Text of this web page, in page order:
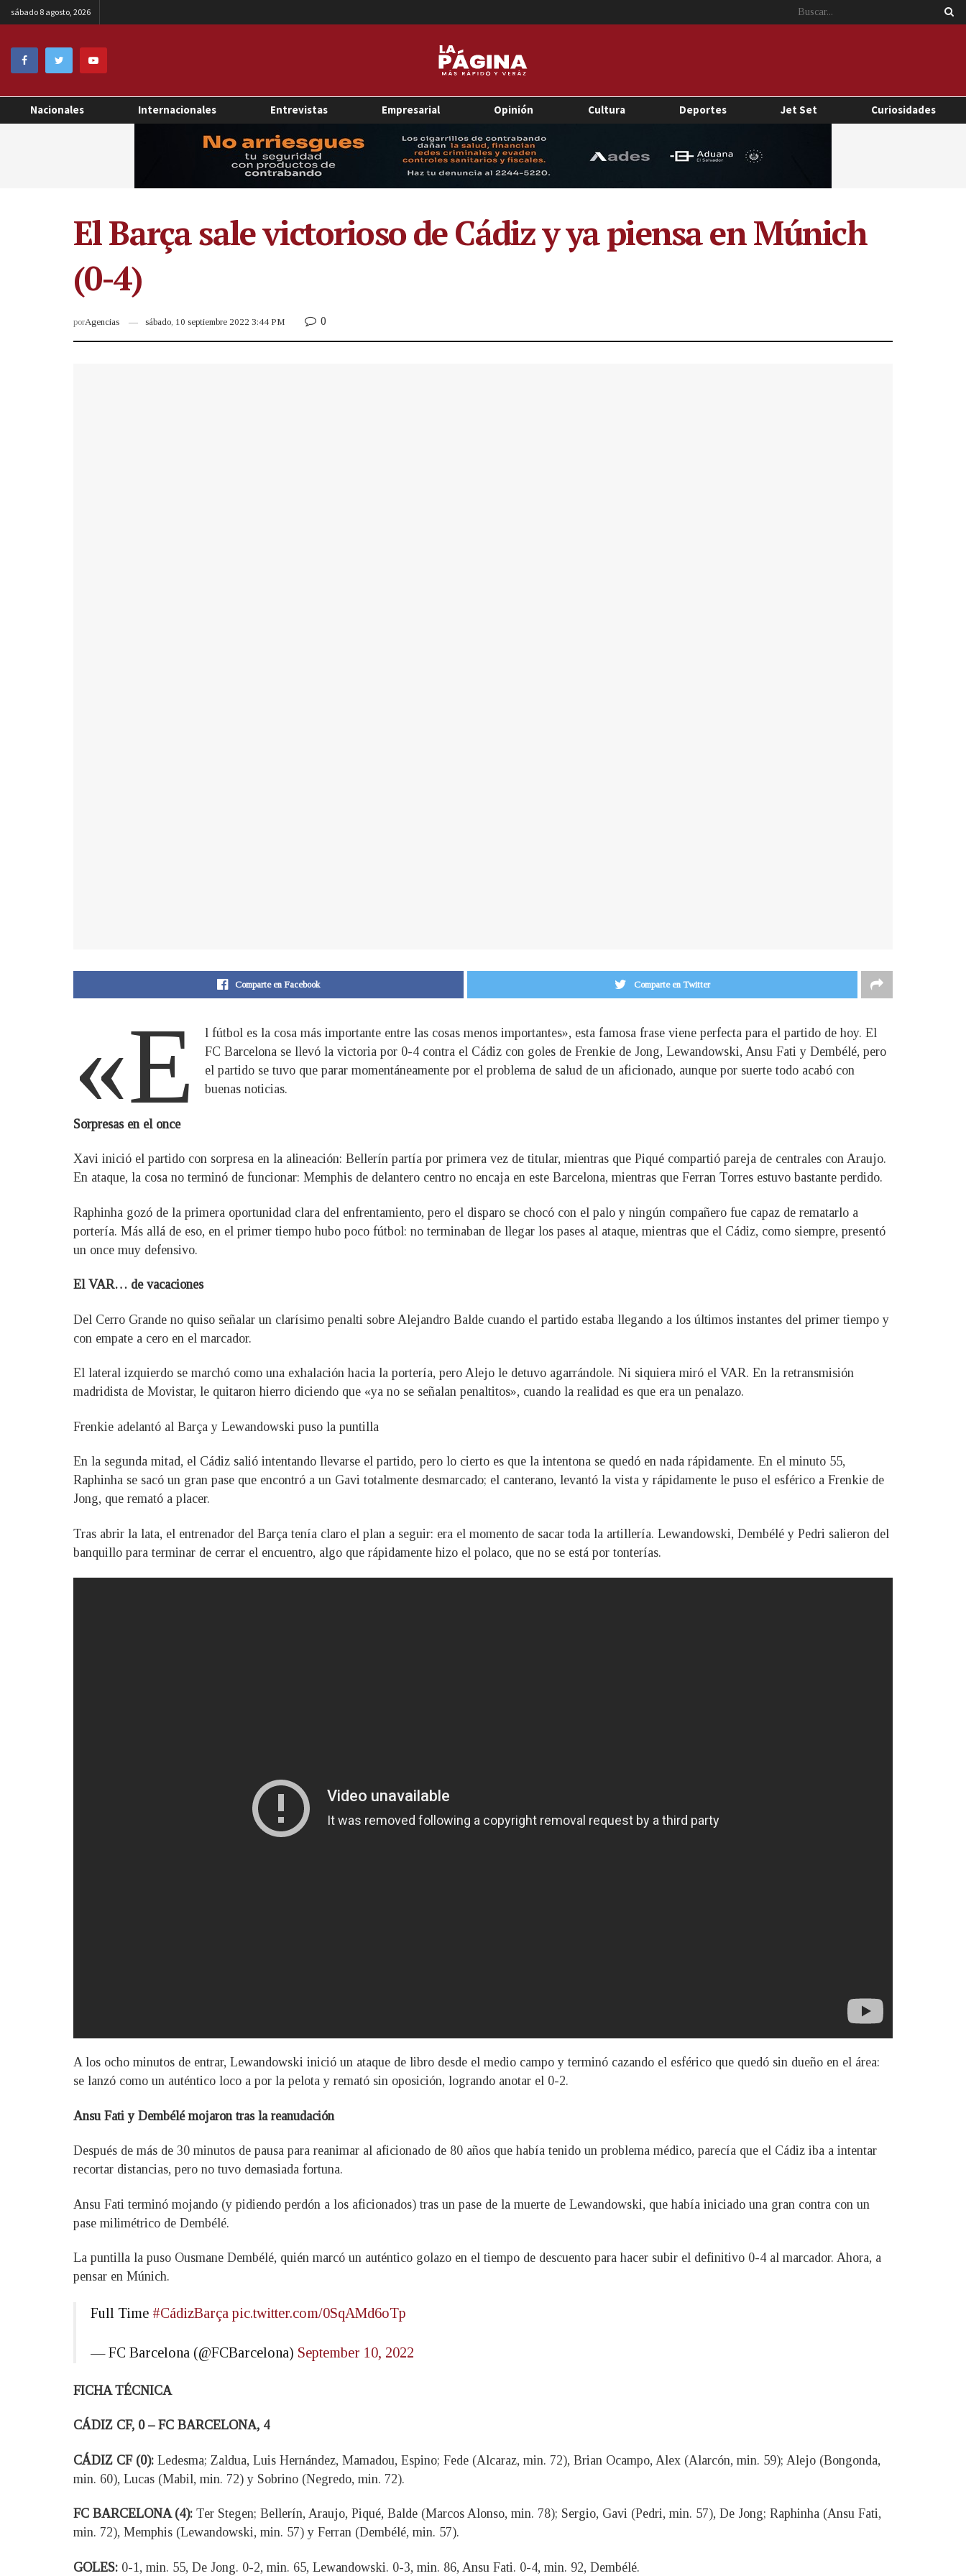
sábado 8 agosto, 2026
Nacionales Internacionales Entrevistas Empresarial Opinión Cultura Deportes Jet Set Curiosidades
El Barça sale victorioso de Cádiz y ya piensa en Múnich
(0-4)
porAgencias sábado, 10 septiembre 2022 3:44 PM 0
Comparte en Facebook Comparte en Twitter
«E
l fútbol es la cosa más importante entre las cosas menos importantes», esta famosa frase viene perfecta para el partido de hoy. El
FC Barcelona se llevó la victoria por 0-4 contra el Cádiz con goles de Frenkie de Jong, Lewandowski, Ansu Fati y Dembélé, pero
el partido se tuvo que parar momentáneamente por el problema de salud de un aficionado, aunque por suerte todo acabó con
buenas noticias.
Sorpresas en el once
Xavi inició el partido con sorpresa en la alineación: Bellerín partía por primera vez de titular, mientras que Piqué compartió pareja de centrales con Araujo.
En ataque, la cosa no terminó de funcionar: Memphis de delantero centro no encaja en este Barcelona, mientras que Ferran Torres estuvo bastante perdido.
Raphinha gozó de la primera oportunidad clara del enfrentamiento, pero el disparo se chocó con el palo y ningún compañero fue capaz de rematarlo a
portería. Más allá de eso, en el primer tiempo hubo poco fútbol: no terminaban de llegar los pases al ataque, mientras que el Cádiz, como siempre, presentó
un once muy defensivo.
El VAR… de vacaciones
Del Cerro Grande no quiso señalar un clarísimo penalti sobre Alejandro Balde cuando el partido estaba llegando a los últimos instantes del primer tiempo y
con empate a cero en el marcador.
El lateral izquierdo se marchó como una exhalación hacia la portería, pero Alejo le detuvo agarrándole. Ni siquiera miró el VAR. En la retransmisión
madridista de Movistar, le quitaron hierro diciendo que «ya no se señalan penaltitos», cuando la realidad es que era un penalazo.
Frenkie adelantó al Barça y Lewandowski puso la puntilla
En la segunda mitad, el Cádiz salió intentando llevarse el partido, pero lo cierto es que la intentona se quedó en nada rápidamente. En el minuto 55,
Raphinha se sacó un gran pase que encontró a un Gavi totalmente desmarcado; el canterano, levantó la vista y rápidamente le puso el esférico a Frenkie de
Jong, que remató a placer.
Tras abrir la lata, el entrenador del Barça tenía claro el plan a seguir: era el momento de sacar toda la artillería. Lewandowski, Dembélé y Pedri salieron del
banquillo para terminar de cerrar el encuentro, algo que rápidamente hizo el polaco, que no se está por tonterías.
A los ocho minutos de entrar, Lewandowski inició un ataque de libro desde el medio campo y terminó cazando el esférico que quedó sin dueño en el área:
se lanzó como un auténtico loco a por la pelota y remató sin oposición, logrando anotar el 0-2.
Ansu Fati y Dembélé mojaron tras la reanudación
Después de más de 30 minutos de pausa para reanimar al aficionado de 80 años que había tenido un problema médico, parecía que el Cádiz iba a intentar
recortar distancias, pero no tuvo demasiada fortuna.
Ansu Fati terminó mojando (y pidiendo perdón a los aficionados) tras un pase de la muerte de Lewandowski, que había iniciado una gran contra con un
pase milimétrico de Dembélé.
La puntilla la puso Ousmane Dembélé, quién marcó un auténtico golazo en el tiempo de descuento para hacer subir el definitivo 0-4 al marcador. Ahora, a
pensar en Múnich.
Full Time #CádizBarça pic.twitter.com/0SqAMd6oTp
— FC Barcelona (@FCBarcelona) September 10, 2022
FICHA TÉCNICA
CÁDIZ CF, 0 – FC BARCELONA, 4
CÁDIZ CF (0): Ledesma; Zaldua, Luis Hernández, Mamadou, Espino; Fede (Alcaraz, min. 72), Brian Ocampo, Alex (Alarcón, min. 59); Alejo (Bongonda,
min. 60), Lucas (Mabil, min. 72) y Sobrino (Negredo, min. 72).
FC BARCELONA (4): Ter Stegen; Bellerín, Araujo, Piqué, Balde (Marcos Alonso, min. 78); Sergio, Gavi (Pedri, min. 57), De Jong; Raphinha (Ansu Fati,
min. 72), Memphis (Lewandowski, min. 57) y Ferran (Dembélé, min. 57).
GOLES: 0-1, min. 55, De Jong. 0-2, min. 65, Lewandowski. 0-3, min. 86, Ansu Fati. 0-4, min. 92, Dembélé.